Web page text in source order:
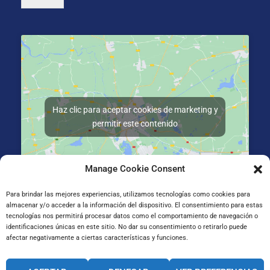
Manage Cookie Consent
Para brindar las mejores experiencias, utilizamos tecnologías como cookies para
almacenar y/o acceder a la información del dispositivo. El consentimiento para estas
tecnologías nos permitirá procesar datos como el comportamiento de navegación o
identificaciones únicas en este sitio. No dar su consentimiento o retirarlo puede
afectar negativamente a ciertas características y funciones.
Haz clic para aceptar cookies de marketing y
permitir este contenido
Gran Vía de Jose Antonio Agirre y Lekube Kalea, 14
48910 Sestao, Bizkaia